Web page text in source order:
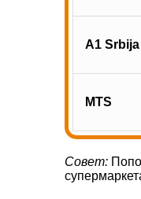
A1 Srbija
MTS
Совет: